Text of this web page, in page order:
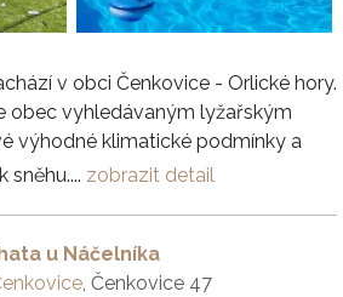
v obci Čenkovice - Orlické hory.
obec vyhledávaným lyžařským
výhodné klimatické podmínky a
sněhu.... zobrazit detail
u Náčelníka
, Čenkovice 47